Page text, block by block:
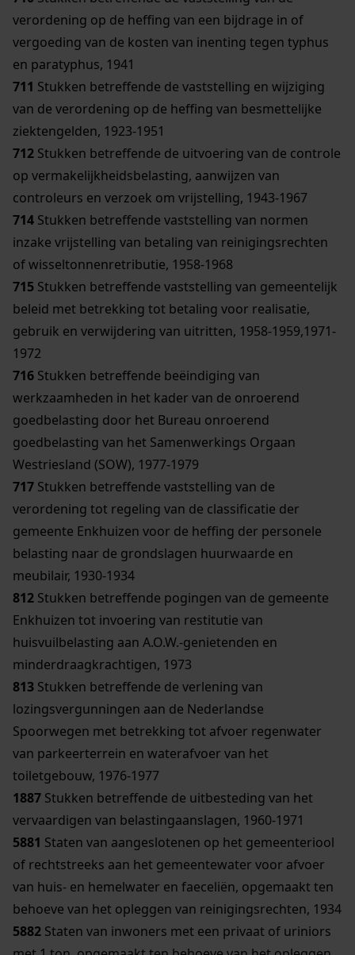
verordening op de heffing van een bijdrage in of
vergoeding van de kosten van inenting tegen typhus
en paratyphus, 1941
711 Stukken betreffende de vaststelling en wijziging
van de verordening op de heffing van besmettelijke
ziektengelden, 1923-1951
712 Stukken betreffende de uitvoering van de controle
op vermakelijkheidsbelasting, aanwijzen van
controleurs en verzoek om vrijstelling, 1943-1967
714 Stukken betreffende vaststelling van normen
inzake vrijstelling van betaling van reinigingsrechten
of wisseltonnenretributie, 1958-1968
715 Stukken betreffende vaststelling van gemeentelijk
beleid met betrekking tot betaling voor realisatie,
gebruik en verwijdering van uitritten, 1958-1959,1971-
1972
716 Stukken betreffende beëindiging van
werkzaamheden in het kader van de onroerend
goedbelasting door het Bureau onroerend
goedbelasting van het Samenwerkings Orgaan
Westriesland (SOW), 1977-1979
717 Stukken betreffende vaststelling van de
verordening tot regeling van de classificatie der
gemeente Enkhuizen voor de heffing der personele
belasting naar de grondslagen huurwaarde en
meubilair, 1930-1934
812 Stukken betreffende pogingen van de gemeente
Enkhuizen tot invoering van restitutie van
huisvuilbelasting aan A.O.W.-genietenden en
minderdraagkrachtigen, 1973
813 Stukken betreffende de verlening van
lozingsvergunningen aan de Nederlandse
Spoorwegen met betrekking tot afvoer regenwater
van parkeerterrein en waterafvoer van het
toiletgebouw, 1976-1977
1887 Stukken betreffende de uitbesteding van het
vervaardigen van belastingaanslagen, 1960-1971
5881 Staten van aangeslotenen op het gemeenteriool
of rechtstreeks aan het gemeentewater voor afvoer
van huis- en hemelwater en faeceliën, opgemaakt ten
behoeve van het opleggen van reinigingsrechten, 1934
5882 Staten van inwoners met een privaat of uriniors